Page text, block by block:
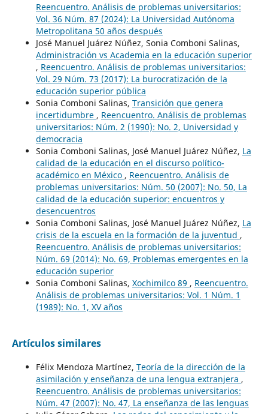
Reencuentro. Análisis de problemas universitarios:
Vol. 36 Núm. 87 (2024): La Universidad Autónoma
Metropolitana 50 años después
José Manuel Juárez Núñez, Sonia Comboni Salinas,
Administración vs Academia en la educación superior
, Reencuentro. Análisis de problemas universitarios:
Vol. 29 Núm. 73 (2017): La burocratización de la
educación superior pública
Sonia Comboni Salinas, Transición que genera
incertidumbre , Reencuentro. Análisis de problemas
universitarios: Núm. 2 (1990): No. 2, Universidad y
democracia
Sonia Comboni Salinas, José Manuel Juárez Núñez, La
calidad de la educación en el discurso político-
académico en México , Reencuentro. Análisis de
problemas universitarios: Núm. 50 (2007): No. 50, La
calidad de la educación superior: encuentros y
desencuentros
Sonia Comboni Salinas, José Manuel Juárez Núñez, La
crisis de la escuela en la formación de la juventud ,
Reencuentro. Análisis de problemas universitarios:
Núm. 69 (2014): No. 69, Problemas emergentes en la
educación superior
Sonia Comboni Salinas, Xochimilco 89 , Reencuentro.
Análisis de problemas universitarios: Vol. 1 Núm. 1
(1989): No. 1, XV años
Artículos similares
Félix Mendoza Martínez, Teoría de la dirección de la
asimilación y enseñanza de una lengua extranjera ,
Reencuentro. Análisis de problemas universitarios:
Núm. 47 (2007): No. 47, La enseñanza de las lenguas